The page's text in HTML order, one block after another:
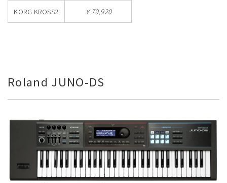
KORG KROSS2 ￥79,920
Roland JUNO-DS